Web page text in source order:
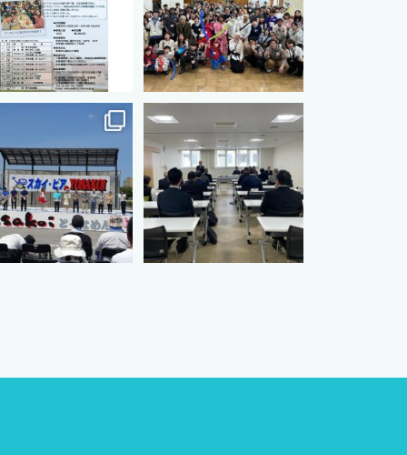
cts.international.friendship
7月 3